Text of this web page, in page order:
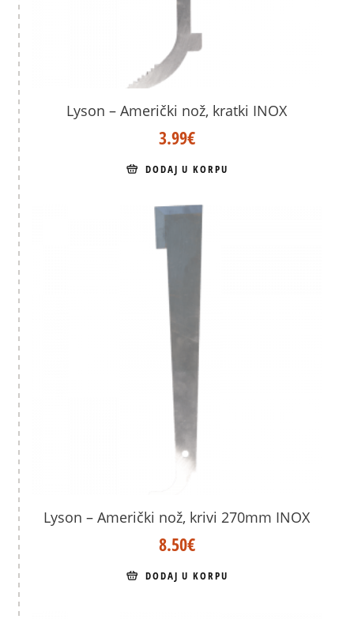
Lyson – Američki nož, kratki INOX
3.99€
DODAJ U KORPU
Lyson – Američki nož, krivi 270mm INOX
8.50€
DODAJ U KORPU